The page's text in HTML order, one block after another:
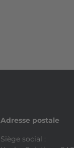
Adresse postale
Siège social :